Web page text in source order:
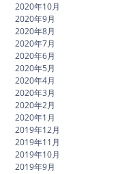
2020年10月
2020年9月
2020年8月
2020年7月
2020年6月
2020年5月
2020年4月
2020年3月
2020年2月
2020年1月
2019年12月
2019年11月
2019年10月
2019年9月